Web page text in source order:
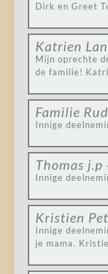
Dirk en Greet
Katrien
Mijn oprechte
de familie!
Familie
Innige
Thomas
Innige
Kristien
Innige
je mama.